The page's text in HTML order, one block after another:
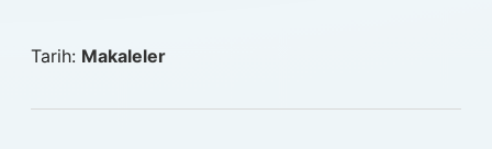
Tarih: Makaleler